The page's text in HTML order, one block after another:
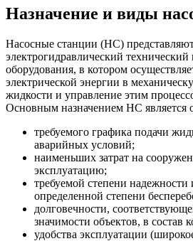
Назначение и виды
Насосные станции (НС)
электрогидравлический
оборудования, в котором
электрической энергии в
жидкости и управление этим
Основным назначением НС является
требуемого графика подачи
аварийных условий;
наименьших затрат на
эксплуатацию;
требуемой степени надежности
определенной степени
долговечности,
значимости объектов, в состав
удобства эксплуатации